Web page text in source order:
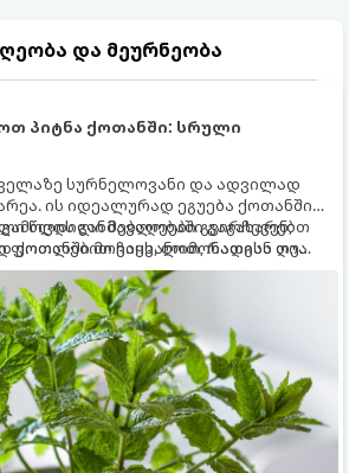
და მეურნეობა
პიტნა ქოთანში: სრული
სურნელოვანი და ადვილად
ის იდეალურად ეგუება ქოთანში
მებაღეები გვირჩევენ,
მოვიყვანოთ, რადგან ღია
ის ფესვებით ძალიან
და სხვა მცენარეებს ავიწროებს.
წლის განმავლობაში გაგახარებთ
ფოთლებით ჩაის, ლიმონათისა თუ